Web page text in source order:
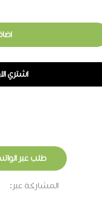
اشتري
طلب عبر
المشاركة عبر: